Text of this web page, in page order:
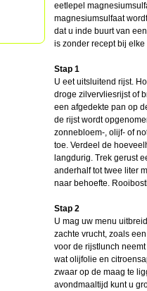
eetlepel
magnesiumsulfaat
dat u inde buurt van
is zonder recept bij
Stap 1
U eet uitsluitend rijst.
droge zilvervliesrijst of
een afgedekte pan op
de rijst wordt
zonnebloem-, olijf- of
toe. Verdeel de
langdurig. Trek gerust
anderhalf tot twee liter
naar behoefte.
Stap 2
U mag uw menu
zachte vrucht, zoals
voor de rijstlunch
wat olijfolie en
zwaar op de maag te
avondmaaltijd kunt u